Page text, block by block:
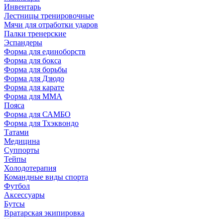
Инвентарь
Лестницы тренировочные
Мячи для отработки ударов
Палки тренерские
Эспандеры
Форма для единоборств
Форма для бокса
Форма для борьбы
Форма для Дзюдо
Форма для карате
Форма для MMA
Пояса
Форма для САМБО
Форма для Тхэквондо
Татами
Медицина
Суппорты
Тейпы
Холодотерапия
Командные виды спорта
Футбол
Аксессуары
Бутсы
Вратарская экипировка